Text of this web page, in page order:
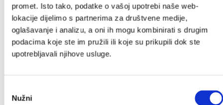
promet. Isto tako, podatke o vašoj upotrebi naše web-
lokacije dijelimo s partnerima za društvene medije,
oglašavanje i analizu, a oni ih mogu kombinirati s drugim
podacima koje ste im pružili ili koje su prikupili dok ste
upotrebljavali njihove usluge.
pristanka
Nužni
Povremeno ćemo Vam slati slatke novosti, zanimljive
tekstove i akcije, a kod za popust stiže u Vaš
sandučić.
*Provjeriti neželjenu poštu.